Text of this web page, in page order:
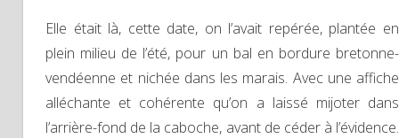
Elle était là, cette date, on l’avait repérée, plantée en
plein milieu de l’été, pour un bal en bordure bretonne-
vendéenne et nichée dans les marais. Avec une affiche
alléchante et cohérente qu’on a laissé mijoter dans
l’arrière-fond de la caboche, avant de céder à l’évidence.